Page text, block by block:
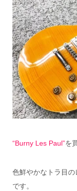
“Burny Les Paul”を
色鮮やかなトラ目
です。